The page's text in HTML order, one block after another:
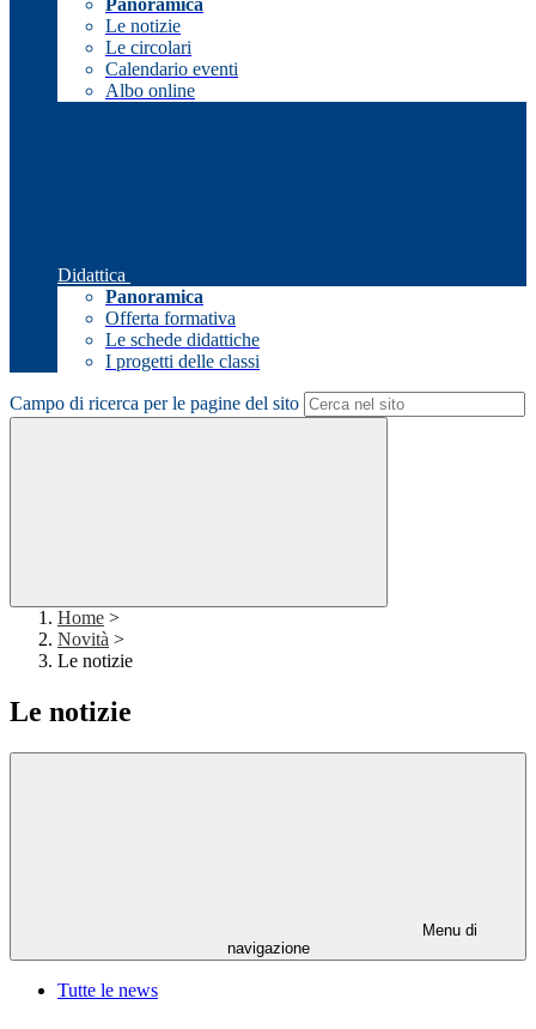
Panoramica
Le notizie
Le circolari
Calendario eventi
Albo online
Didattica
Panoramica
Offerta formativa
Le schede didattiche
I progetti delle classi
Campo di ricerca per le pagine del sito
Home >
Novità >
Le notizie
Le notizie
Menu di
navigazione
Tutte le news